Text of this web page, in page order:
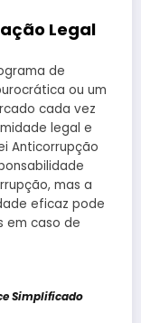
Legal
de
ou um
cada vez
legal e
Anticorrupção
mas a
eficaz pode
em caso de
Simplificado